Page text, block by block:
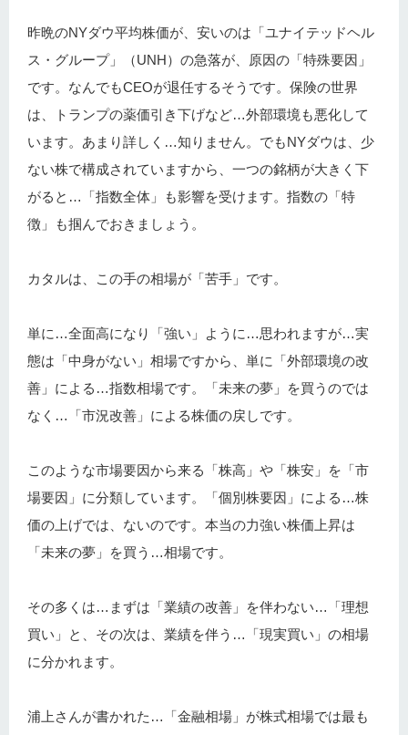
昨晩のNYダウ平均株価が、安いのは「ユナイテッドヘル
ス・グループ」（UNH）の急落が、原因の「特殊要因」
です。なんでもCEOが退任するそうです。保険の世界
は、トランプの薬価引き下げなど…外部環境も悪化して
います。あまり詳しく…知りません。でもNYダウは、少
ない株で構成されていますから、一つの銘柄が大きく下
がると…「指数全体」も影響を受けます。指数の「特
徴」も掴んでおきましょう。
カタルは、この手の相場が「苦手」です。
単に…全面高になり「強い」ように…思われますが…実
態は「中身がない」相場ですから、単に「外部環境の改
善」による…指数相場です。「未来の夢」を買うのでは
なく…「市況改善」による株価の戻しです。
このような市場要因から来る「株高」や「株安」を「市
場要因」に分類しています。「個別株要因」による…株
価の上げでは、ないのです。本当の力強い株価上昇は
「未来の夢」を買う…相場です。
その多くは…まずは「業績の改善」を伴わない…「理想
買い」と、その次は、業績を伴う…「現実買い」の相場
に分かれます。
浦上さんが書かれた…「金融相場」が株式相場では最も